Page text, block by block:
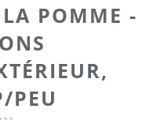
POMME -
PEU